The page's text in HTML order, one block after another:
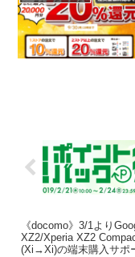
《docomo》3/1より
XZ2/Xperia XZ2
(Xi→Xi)の端末購入サポ